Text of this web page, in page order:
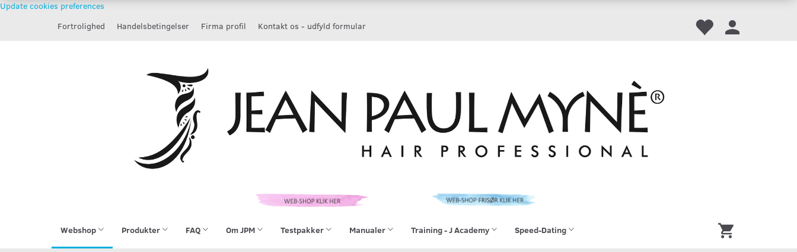
Update cookies preferences
Fortrolighed
Handelsbetingelser Firma profil Kontakt os - udfyld formular
Webshop Produkter FAQ Om JPM Testpakker Manualer Training - J Academy Speed-Dating